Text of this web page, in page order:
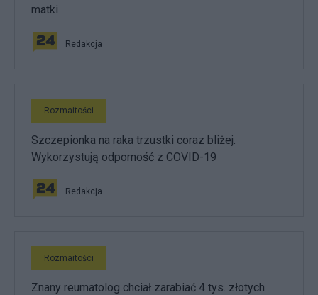
matki
Redakcja
Rozmaitości
Szczepionka na raka trzustki coraz bliżej.
Wykorzystują odporność z COVID-19
Redakcja
Rozmaitości
Znany reumatolog chciał zarabiać 4 tys. złotych